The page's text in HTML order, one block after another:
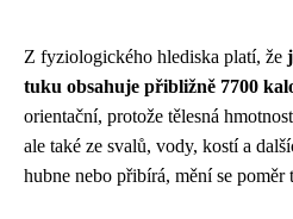
Z fyziologického hlediska platí, že
tuku obsahuje přibližně 7700
orientační, protože tělesná
ale také ze svalů, vody, kostí a
hubne nebo přibírá, mění se poměr